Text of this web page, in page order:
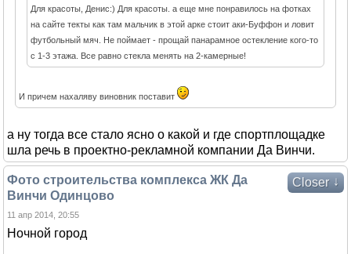
Для красоты, Денис:) Для красоты. а еще мне понравилось на фотках
на сайте текты как там мальчик в этой арке стоит аки-Буффон и ловит
футбольный мяч. Не поймает - прощай панарамное остекление кого-то
с 1-3 этажа. Все равно стекла менять на 2-камерные!
И причем нахаляву виновник поставит
а ну тогда все стало ясно о какой и где спортплощадке
шла речь в проектно-рекламной компании Да Винчи.
Closer ↓
Фото строительства комплекса ЖК Да
Винчи Одинцово
11 апр 2014, 20:55
Ночной город